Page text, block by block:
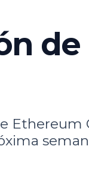
Ethereum